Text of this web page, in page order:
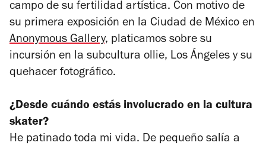
campo de su fertilidad artística. Con motivo de
su primera exposición en la Ciudad de México en
Anonymous Gallery, platicamos sobre su
incursión en la subcultura ollie, Los Ángeles y su
quehacer fotográfico.
¿Desde cuándo estás involucrado en la cultura
skater?
He patinado toda mi vida. De pequeño salía a